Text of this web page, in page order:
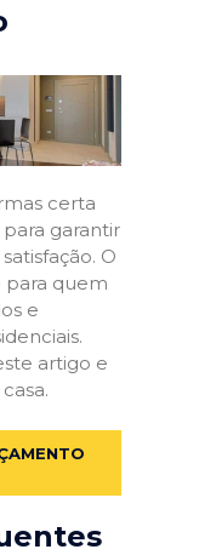
certa
garantir
O
para quem
e
artigo e